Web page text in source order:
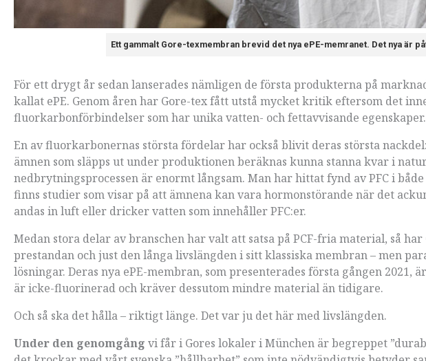
Ett gammalt Gore-texmembran brevid det nya ePE-memranet. Det nya är
För ett drygt år sedan lanserades nämligen de första produkterna på
kallat ePE. Genom åren har Gore-tex fått utstå mycket kritik eftersom det
fluorkarbonförbindelser som har unika vatten- och fettavvisande egenskaper.
En av fluorkarbonernas största fördelar har också blivit deras största
ämnen som släpps ut under produktionen beräknas kunna stanna kvar i
nedbrytningsprocessen är enormt långsam. Man har hittat fynd av PFC i
finns studier som visar på att ämnena kan vara hormonstörande när det
andas in luft eller dricker ­vatten som innehåller PFC:er.
Medan stora delar av branschen har valt att satsa på PCF-fria material, så
prestandan och just den långa livslängden i sitt klassiska membran – men
lösningar. Deras nya ePE-membran, som presenterades första gången
är icke-fluorinerad och kräver dessutom mindre material än tidigare.
Och så ska det hålla – riktigt länge. Det var ju det här med livslängden.
Under den genomgång vi får i Gores lokaler i München är begreppet